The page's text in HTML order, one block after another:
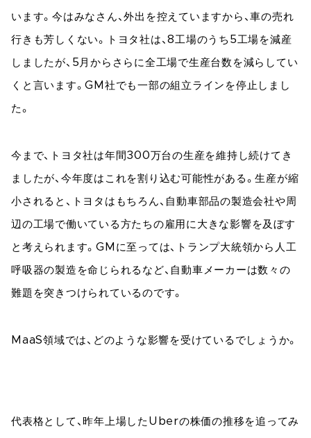
います。今はみなさん、外出を控えていますから、車の売れ
行きも芳しくない。トヨタ社は、8工場のうち5工場を減産
しましたが、5月からさらに全工場で生産台数を減らしてい
くと言います。GM社でも一部の組立ラインを停止しまし
た。
今まで、トヨタ社は年間300万台の生産を維持し続けてき
ましたが、今年度はこれを割り込む可能性がある。生産が縮
小されると、トヨタはもちろん、自動車部品の製造会社や周
辺の工場で働いている方たちの雇用に大きな影響を及ぼす
と考えられます。GMに至っては、トランプ大統領から人工
呼吸器の製造を命じられるなど、自動車メーカーは数々の
難題を突きつけられているのです。
MaaS領域では、どのような影響を受けているでしょうか。
代表格として、昨年上場したUberの株価の推移を追ってみ